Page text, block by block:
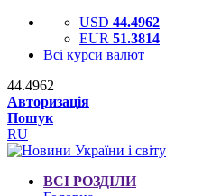
USD 44.4962
EUR 51.3814
Всі курси валют
44.4962
Авторизація
Пошук
RU
ВСІ РОЗДІЛИ